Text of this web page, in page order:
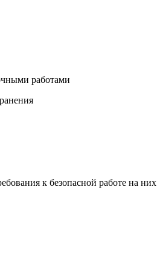
работами
к безопасной работе на них